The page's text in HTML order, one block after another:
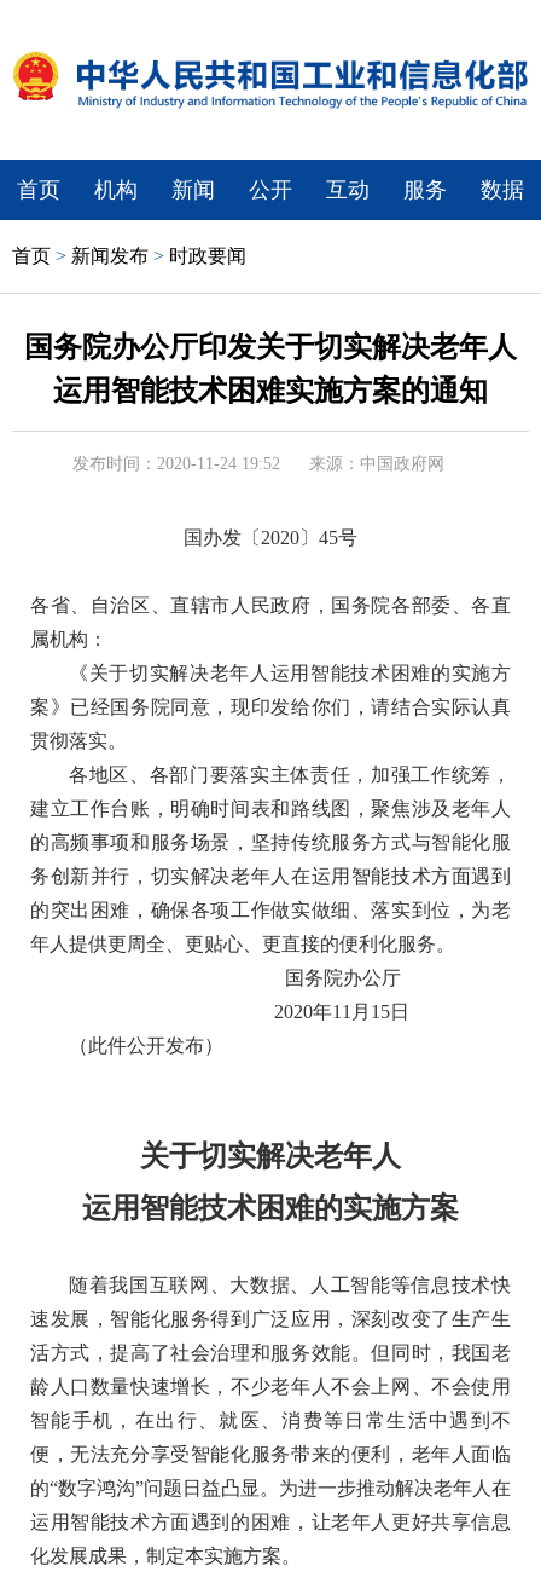
首页 机构 新闻 公开 互动 服务 数据
首页 > 新闻发布 > 时政要闻
国务院办公厅印发关于切实解决老年人
运用智能技术困难实施方案的通知
发布时间：2020-11-24 19:52 来源：中国政府网
国办发〔2020〕45号
各省、自治区、直辖市人民政府，国务院各部委、各直
属机构：
《关于切实解决老年人运用智能技术困难的实施方
案》已经国务院同意，现印发给你们，请结合实际认真
贯彻落实。
各地区、各部门要落实主体责任，加强工作统筹，
建立工作台账，明确时间表和路线图，聚焦涉及老年人
的高频事项和服务场景，坚持传统服务方式与智能化服
务创新并行，切实解决老年人在运用智能技术方面遇到
的突出困难，确保各项工作做实做细、落实到位，为老
年人提供更周全、更贴心、更直接的便利化服务。
国务院办公厅
2020年11月15日
（此件公开发布）
关于切实解决老年人
运用智能技术困难的实施方案
随着我国互联网、大数据、人工智能等信息技术快
速发展，智能化服务得到广泛应用，深刻改变了生产生
活方式，提高了社会治理和服务效能。但同时，我国老
龄人口数量快速增长，不少老年人不会上网、不会使用
智能手机，在出行、就医、消费等日常生活中遇到不
便，无法充分享受智能化服务带来的便利，老年人面临
的“数字鸿沟”问题日益凸显。为进一步推动解决老年人在
运用智能技术方面遇到的困难，让老年人更好共享信息
化发展成果，制定本实施方案。